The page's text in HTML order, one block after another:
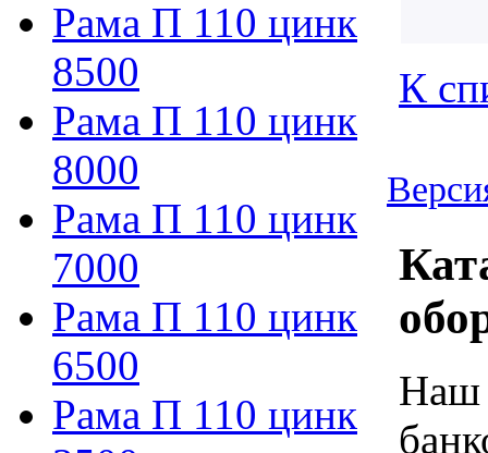
Рама П 110 цинк
8500
Рама П 110 цинк
8000
Рама П 110 цинк
7000
Рама П 110 цинк
6500
Рама П 110 цинк
К
Наш